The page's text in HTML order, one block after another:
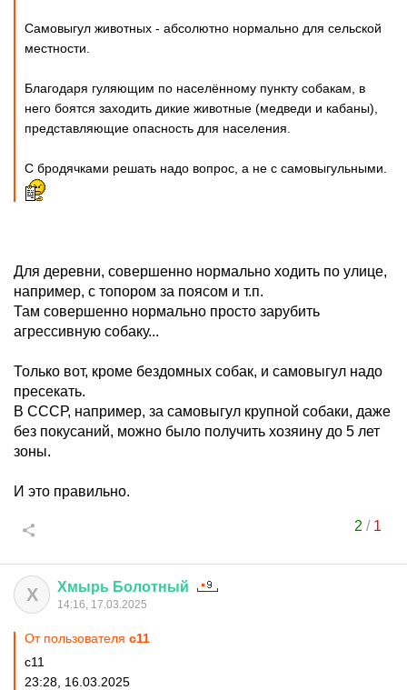
Самовыгул животных - абсолютно нормально для сельской
местности.
Благодаря гуляющим по населённому пункту собакам, в
него боятся заходить дикие животные (медведи и кабаны),
представляющие опасность для населения.
С бродячками решать надо вопрос, а не с самовыгульными.
Для деревни, совершенно нормально ходить по улице,
например, с топором за поясом и т.п.
Там совершенно нормально просто зарубить
агрессивную собаку...
Только вот, кроме бездомных собак, и самовыгул надо
пресекать.
В СССР, например, за самовыгул крупной собаки, даже
без покусаний, можно было получить хозяину до 5 лет
зоны.
И это правильно.
2 / 1
Х Хмырь Болотный
14:16, 17.03.2025
От пользователя c11
c11
23:28, 16.03.2025